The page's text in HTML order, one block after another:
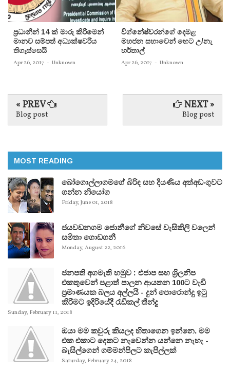
ප‍්‍රධානීන් 14 ක් මාරු කිරීමෙන්
මානව සම්පත් අධ්‍යක්ෂවරිය
තිගැස්සෙයි
Apr 26, 2017 - Unknown
විග්නේෂ්වරන්ගේ දෙමළ
මහජන සභාවෙන් හෙට උ/නැ
හර්තාල්
Apr 26, 2017 - Unknown
« PREV
Blog post
NEXT »
Blog post
MOST READING
බෝගොල්ලාගමගේ බිරිඳ සහ දියණිය අත්අඩංගුවට
ගන්න නියෝග
Friday, June 01, 2018
ජයවඩනගම ජොනීගේ නිවසේ වැසිකිලි වලෙන්
සමිතා ගොඩගනී
Monday, August 22, 2016
ජනපති අගමැති හමුව : එජාප සහ ශ්‍රිලනිප
එකතුවෙන් පළාත් පාලන ආයතන 100ට වැඩි
ප්‍රමාණයක බලය අල්ලයි - දුන් පොරොන්දු ඉටු
කිරීමට ඉදිරියේදී රැඩිකල් තීන්දු
Sunday, February 11, 2018
ඔයා මම කවුරු කියලද හිතාගෙන ඉන්නෙ. මම
එක එකාට දෙකට නැවෙන්න යන්නෙ නැහැ -
බැසිල්ගෙන් ගම්මන්පිලට කැපිල්ලක්
Saturday, February 24, 2018